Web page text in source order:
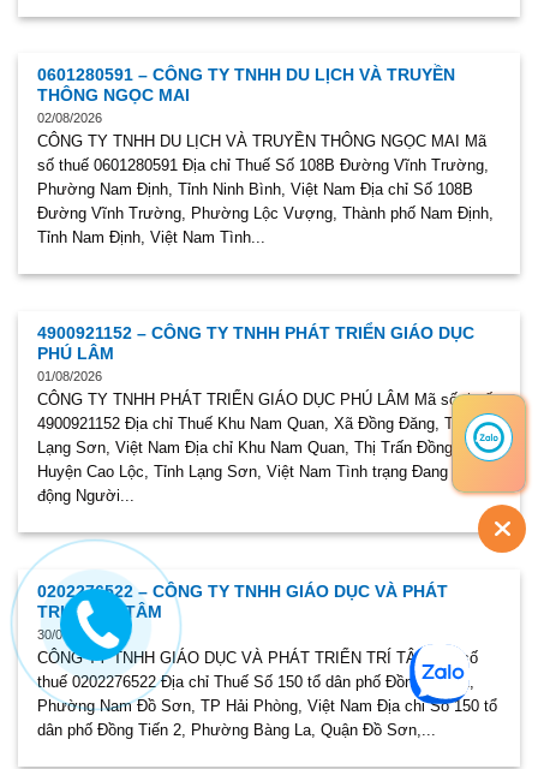
0601280591 – CÔNG TY TNHH DU LỊCH VÀ TRUYỀN
THÔNG NGỌC MAI
02/08/2026
CÔNG TY TNHH DU LỊCH VÀ TRUYỀN THÔNG NGỌC MAI Mã
số thuế 0601280591 Địa chỉ Thuế Số 108B Đường Vĩnh Trường,
Phường Nam Định, Tỉnh Ninh Bình, Việt Nam Địa chỉ Số 108B
Đường Vĩnh Trường, Phường Lộc Vượng, Thành phố Nam Định,
Tỉnh Nam Định, Việt Nam Tình...
4900921152 – CÔNG TY TNHH PHÁT TRIỂN GIÁO DỤC
PHÚ LÂM
01/08/2026
CÔNG TY TNHH PHÁT TRIỂN GIÁO DỤC PHÚ LÂM Mã số thuế
4900921152 Địa chỉ Thuế Khu Nam Quan, Xã Đồng Đăng, Tỉnh
Lạng Sơn, Việt Nam Địa chỉ Khu Nam Quan, Thị Trấn Đồng Đăng,
Huyện Cao Lộc, Tỉnh Lạng Sơn, Việt Nam Tình trạng Đang hoạt
động Người...
0202276522 – CÔNG TY TNHH GIÁO DỤC VÀ PHÁT
TRIỂN TRÍ TÂM
30/07/2026
CÔNG TY TNHH GIÁO DỤC VÀ PHÁT TRIỂN TRÍ TÂM Mã số
thuế 0202276522 Địa chỉ Thuế Số 150 tổ dân phố Đồng Tiến 2,
Phường Nam Đồ Sơn, TP Hải Phòng, Việt Nam Địa chỉ Số 150 tổ
dân phố Đồng Tiến 2, Phường Bàng La, Quận Đồ Sơn,...